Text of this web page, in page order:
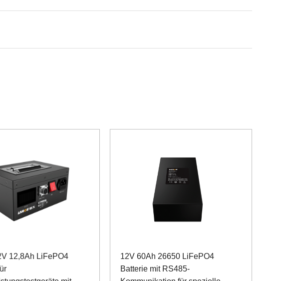
12,8Ah LiFePO4
12V 60Ah 26650 LiFePO4
Batterie mit RS485-